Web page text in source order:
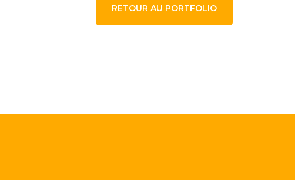
RETOUR AU PORTFOLIO